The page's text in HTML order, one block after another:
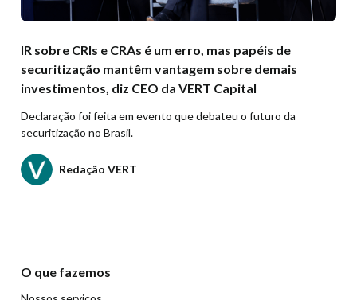
IR sobre CRIs e CRAs é um erro, mas papéis de
securitização mantêm vantagem sobre demais
investimentos, diz CEO da VERT Capital
Declaração foi feita em evento que debateu o futuro da
securitização no Brasil.
Redação VERT
O que fazemos